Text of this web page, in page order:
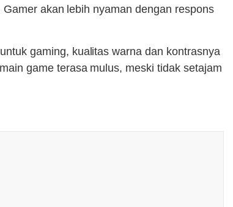
akan lebih nyaman dengan respons
gaming, kualitas warna dan kontrasnya
game terasa mulus, meski tidak setajam